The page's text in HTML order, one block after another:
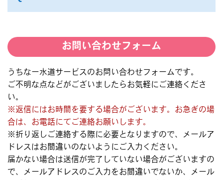
お問い合わせフォーム
うちなー水道サービスのお問い合わせフォームです。
ご不明な点などがございましたらお気軽にご連絡くださ
い。
※返信にはお時間を要する場合がございます。お急ぎの場
合は、お電話にてご連絡お願いします。
※折り返しご連絡する際に必要となりますので、メールア
ドレスはお間違いのないようにご入力ください。
届かない場合は送信が完了していない場合がございますの
で、メールアドレスのご入力をお間違いでないか、メール